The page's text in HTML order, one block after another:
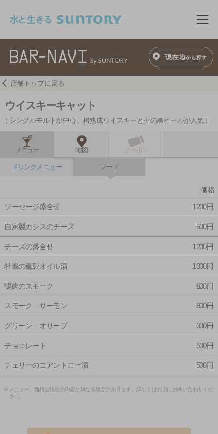
メ
現在地から探す
店舗トップに戻る
ウイスキーキャット
シングルモルトが中心、樽熟成ウイスキーと生の黒ビールが人気
メニュー 地図
ドリンクメニュー フード
価格
ソーセージ盛合せ 1200円
自家製カシスのチーズ 500円
チーズの盛合せ 1200円
牡蠣の薫製オイル漬 1000円
鴨肉のスモーク 800円
スモーク・サーモン 800円
グリーン・オリーブ 300円
チョコレート 500円
チェリーのコアントロー漬 500円
※メニュー、価格は現在の内容と異なる場合があります。詳しくはお店にお問い合わせくだ
さい。